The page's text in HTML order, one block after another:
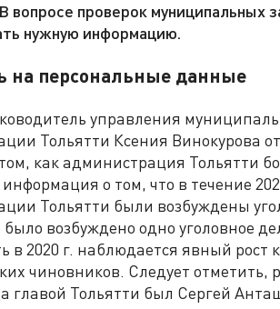
вопросе проверок муниципальных
нужную информацию.
на персональные данные
управления
Тольятти Ксения Винокурова
как администрация Тольятти
информация о том, что в течение
Тольятти были возбуждены
было возбуждено одно уголовное
в 2020 г. наблюдается явный
чиновников. Следует отметить,
главой Тольятти был Сергей